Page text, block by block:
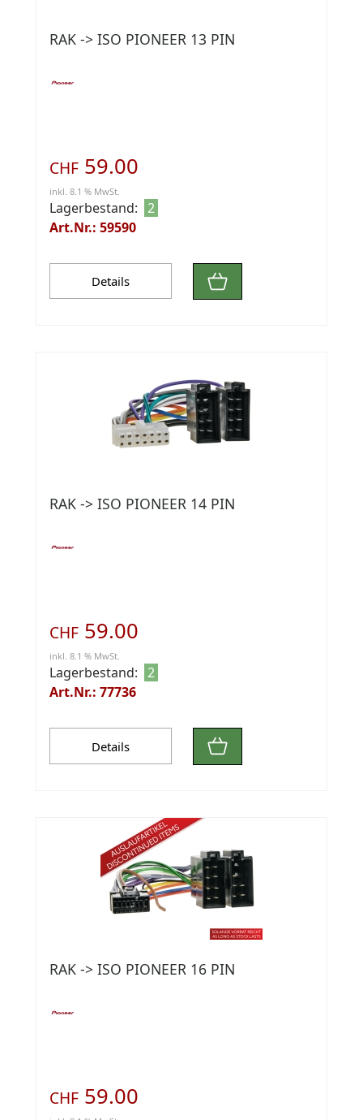
RAK -> ISO PIONEER 13 PIN
CHF 59.00
inkl. 8.1 % MwSt.
Lagerbestand: 2
Art.Nr.: 59590
Details
RAK -> ISO PIONEER 14 PIN
CHF 59.00
inkl. 8.1 % MwSt.
Lagerbestand: 2
Art.Nr.: 77736
Details
RAK -> ISO PIONEER 16 PIN
CHF 59.00